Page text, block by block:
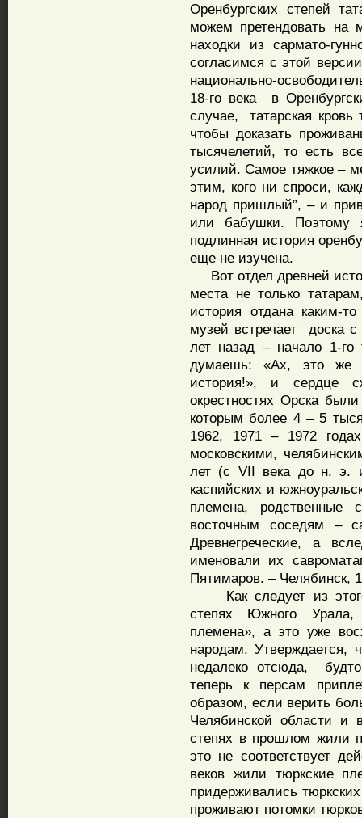
Оренбургских степей
можем претендовать
находки из сармато-
согласимся с этой
национально-
18-го века в
случае, татарская
чтобы доказать
тысячелетий, то есть
усилий. Самое тяжкое –
этим, кого ни спроси,
народ пришлый”, – и
или бабушки. Поэтому
подлинная история
еще не изучена.
Вот отдел древней
места не только
история отдана каким-
музей встречает доска
лет назад – начало 1-
думаешь: «Ах, это же
история!», и сердце
окрестностях Орска
которым более 4 – 5
1962, 1971 – 1972
московскими,
лет (с VII века до н. э.
каспийских и
племена,
восточным соседям –
Древнегреческие, а
именовали их
Пятимаров. – Челябинск,
Как следует из
степях Южного Урала,
племена», а это уже
народам. Утверждается,
недалеко отсюда,
теперь к персам
образом, если верить
Челябинской области и
степях в прошлом жили
это не соответствует
веков жили тюркские
придерживались
проживают потомки